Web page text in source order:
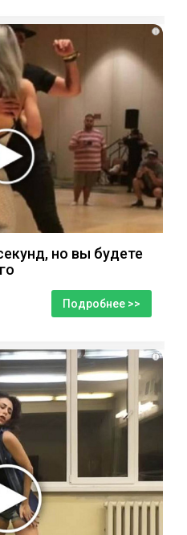
i
но вы будете
Подробнее >>
i